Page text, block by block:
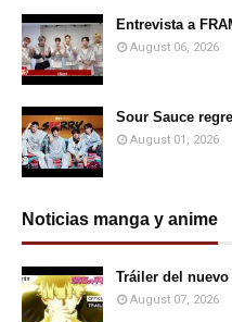
Entrevista a
August 06, 2026
Sour Sauce
August 01, 2026
Noticias manga y anime
Tráiler del
August 07, 2026